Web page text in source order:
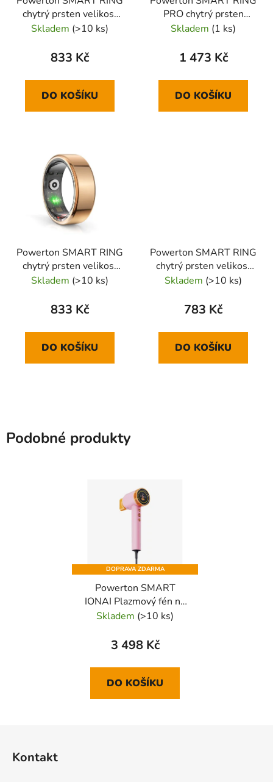
chytrý prsten velikost
12, černý
Skladem (>10 ks)
833 Kč
DO KOŠÍKU
PRO chytrý prsten
velikost 7, zlatý
Skladem (1 ks)
1 473 Kč
DO KOŠÍKU
Powerton SMART RING
chytrý prsten velikost
10, zlatý
Skladem (>10 ks)
833 Kč
DO KOŠÍKU
Powerton SMART RING
chytrý prsten velikost
11, zlatá
Skladem (>10 ks)
783 Kč
DO KOŠÍKU
Podobné produkty
DOPRAVA ZDARMA
Powerton SMART
IONAI Plazmový fén na
vlasy s ionizací a AI,
Skladem (>10 ks)
3 498 Kč
DO KOŠÍKU
Kontakt